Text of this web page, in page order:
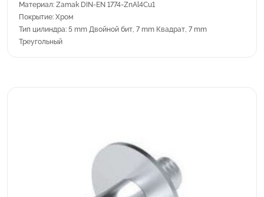
Материал: Zamak DIN-EN 1774-ZnAl4Cu1
Покрытие: Хром
Тип цилиндра: 5 mm Двойной бит, 7 mm Квадрат, 7 mm
Треугольный